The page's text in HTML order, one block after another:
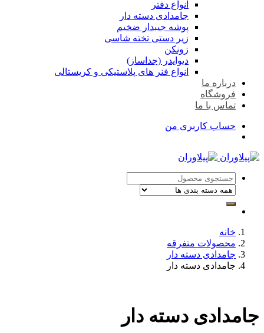
انواع دفتر
جامدادی دسته دار
پوشه جیبدار ضخیم
زیر دستی تخته شاسی
زونکن
دیوایدر (جداساز)
انواع فنر های پلاستیکی و کریستالی
درباره ما
فروشگاه
تماس با ما
حساب کاربری من
خانه
محصولات متفرقه
جامدادی دسته دار
جامدادی دسته دار
جامدادی دسته دار